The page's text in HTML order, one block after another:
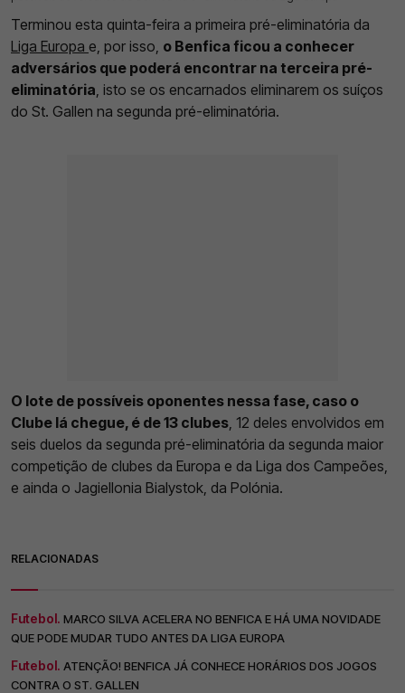
Terminou esta quinta-feira a primeira pré-eliminatória da
Liga Europa e, por isso, o Benfica ficou a conhecer
adversários que poderá encontrar na terceira pré-
eliminatória , isto se os encarnados eliminarem os suíços
do St. Gallen na segunda pré-eliminatória.
O lote de possíveis oponentes nessa fase, caso o
Clube lá chegue, é de 13 clubes , 12 deles envolvidos em
seis duelos da segunda pré-eliminatória da segunda maior
competição de clubes da Europa e da Liga dos Campeões,
e ainda o Jagiellonia Bialystok, da Polónia.
RELACIONADAS
Futebol. MARCO SILVA ACELERA NO BENFICA E HÁ UMA NOVIDADE
QUE PODE MUDAR TUDO ANTES DA LIGA EUROPA
Futebol. ATENÇÃO! BENFICA JÁ CONHECE HORÁRIOS DOS JOGOS
CONTRA O ST. GALLEN